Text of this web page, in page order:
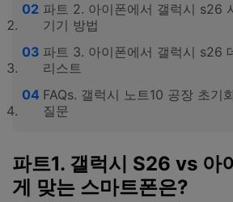
파트 2. 아이폰에서 갤럭시 s26
기기 방법
파트 3. 아이폰에서 갤럭시 s26
리스트
FAQs. 갤럭시 노트10 공장 초기
질문
파트1. 갤럭시 S26 vs 아
게 맞는 스마트폰은?